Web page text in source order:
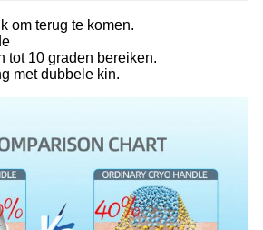
om terug te komen.
tot 10 graden bereiken.
met dubbele kin.